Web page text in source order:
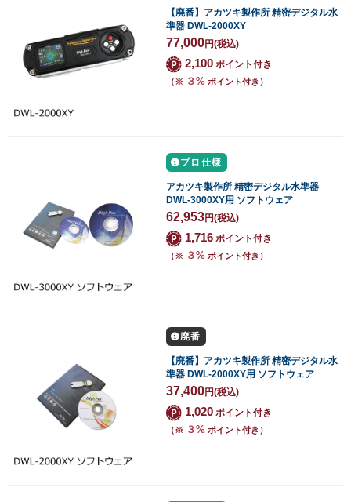
【廃番】アカツキ製作所 精密デジタル水
準器 DWL-2000XY
77,000円(税込)
2,100 ポイント付き
（※ ３% ポイント付き）
プロ仕様
アカツキ製作所 精密デジタル水準器
DWL-3000XY用 ソフトウェア
62,953円(税込)
1,716 ポイント付き
（※ ３% ポイント付き）
廃番
【廃番】アカツキ製作所 精密デジタル水
準器 DWL-2000XY用 ソフトウェア
37,400円(税込)
1,020 ポイント付き
（※ ３% ポイント付き）